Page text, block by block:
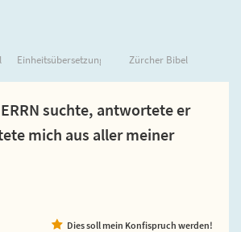
Einheitsübersetzung Zürcher Bibel
suchte, antwortete er
mich aus aller meiner
Dies soll mein Konfispruch werden!